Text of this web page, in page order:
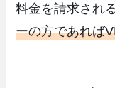
料金を請求され
ーの方であれば